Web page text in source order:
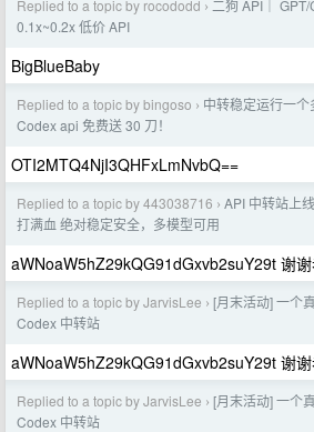
Replied to a topic by rocododd › 二狗 API｜
0.1x~0.2x 低价 API
BigBlueBaby
Replied to a topic by bingoso › 中转稳定运行一个
Codex api 免费送 30 刀！
OTI2MTQ4NjI3QHFxLmNvbQ==
Replied to a topic by 443038716 › API 中转站上
打满血 绝对稳定安全，多模型可用
aWNoaW5hZ29kQG91dGxvb2suY29t 谢
Replied to a topic by JarvisLee › [月末活动] 一个
Codex 中转站
aWNoaW5hZ29kQG91dGxvb2suY29t 谢
Replied to a topic by JarvisLee › [月末活动] 一个
Codex 中转站